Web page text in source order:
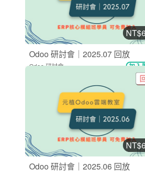
Odoo 研討會｜2025.07 回放
Odoo 研討會 加入
379
11
Odoo 研討會｜2025.06 回放